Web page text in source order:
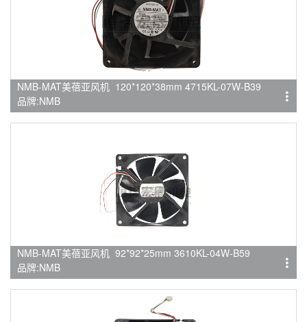
NMB-MAT美蓓亚风机 120*120*38mm 4715KL-07W-B39
品牌:NMB
NMB-MAT美蓓亚风机 92*92*25mm 3610KL-04W-B59
品牌:NMB